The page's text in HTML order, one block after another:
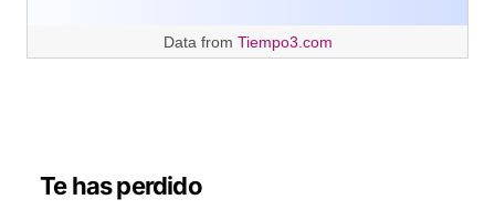
Data from Tiempo3.com
Te has perdido